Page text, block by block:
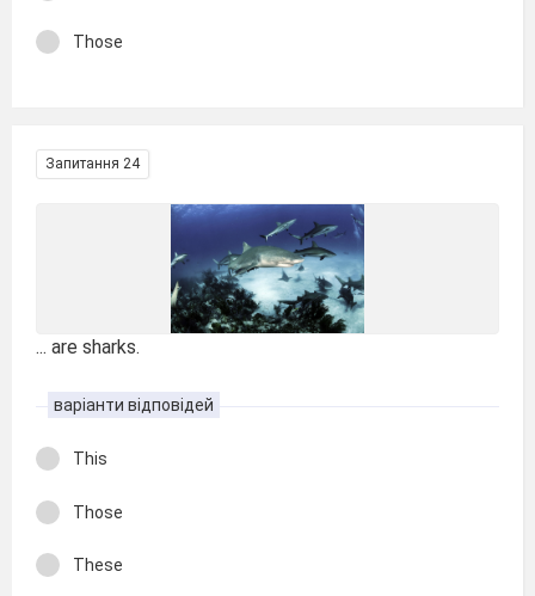
Those
Запитання 24
... are sharks.
варіанти відповідей
This
Those
These